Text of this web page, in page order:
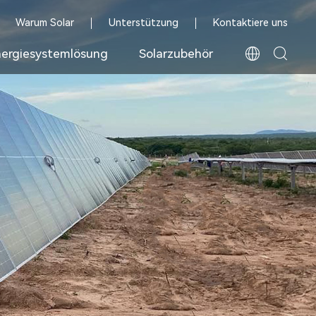
Warum Solar Unterstützung Kontaktiere uns
Solarzubehör